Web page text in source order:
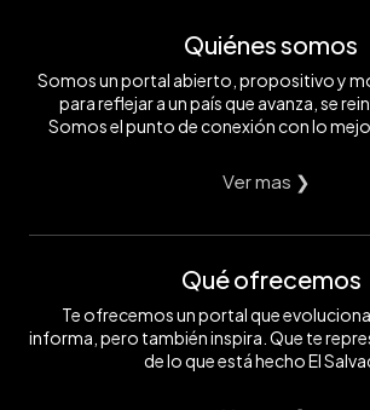
Quiénes somos
Somos un portal abierto, propositivo y
para reflejar a un país que avanza, se
Somos el punto de conexión con lo
Ver mas ❯
Qué ofrecemos
Te ofrecemos un portal que
informa, pero también inspira. Que te
de lo que está hecho El